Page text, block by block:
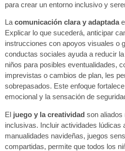
para crear un entorno inclusivo y
Lacomunicación clara y adaptada
Explicar lo que sucederá, anticipar
instrucciones con apoyos visuales o
conductas sociales ayuda a reducir
niños para posibles eventualidades,
imprevistas o cambios de plan, les
sobrepasados. Este enfoque
emocional y la sensación de
El juego y la creatividad son aliados
inclusivas. Incluir actividades lúdicas
manualidades navideñas, juegos
compartidas, permite que todos los